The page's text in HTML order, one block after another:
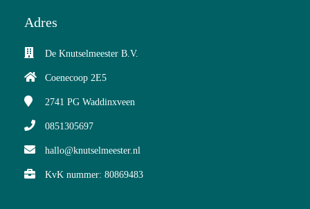
Adres
De Knutselmeester B.V.
Coenecoop 2E5
2741 PG Waddinxveen
0851305697
hallo@knutselmeester.nl
KvK nummer: 80869483